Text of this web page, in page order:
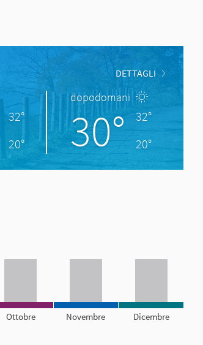
DETTAGLI
32°
20°
dopodomani
30°
32°
20°
Ottobre Novembre Dicembre